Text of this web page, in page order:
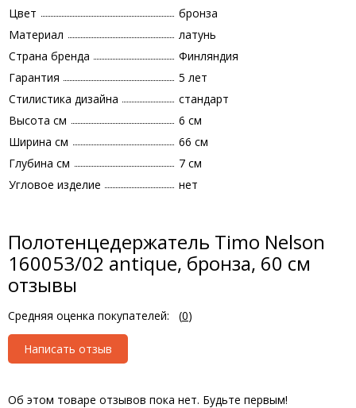
Цвет
бронза
Материал
латунь
Страна бренда
Финляндия
Гарантия
5 лет
Стилистика дизайна
стандарт
Высота см
6 см
Ширина см
66 см
Глубина см
7 см
Угловое изделие
нет
Полотенцедержатель Timo Nelson
160053/02 antique, бронза, 60 см
отзывы
Средняя оценка покупателей: (0)
Написать отзыв
Об этом товаре отзывов пока нет. Будьте первым!